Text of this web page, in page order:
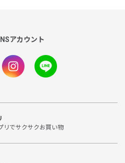
アカウント
リでサクサクお買い物